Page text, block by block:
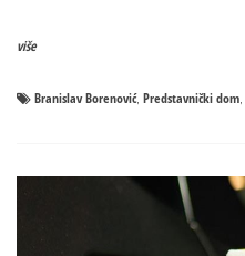
više
Branislav Borenović, Predstavnički dom